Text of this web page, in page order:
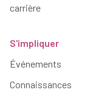
carrière
S'impliquer
Événements
Connaissances